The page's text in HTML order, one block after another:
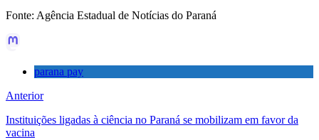
Fonte: Agência Estadual de Notícias do Paraná
parana pay
Anterior
Instituições ligadas à ciência no Paraná se mobilizam em favor da
vacina